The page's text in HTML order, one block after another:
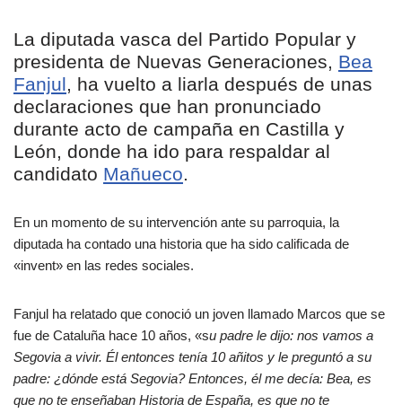
La diputada vasca del Partido Popular y
presidenta de Nuevas Generaciones, Bea
Fanjul, ha vuelto a liarla después de unas
declaraciones que han pronunciado
durante acto de campaña en Castilla y
León, donde ha ido para respaldar al
candidato Mañueco.
En un momento de su intervención ante su parroquia, la
diputada ha contado una historia que ha sido calificada de
«invent» en las redes sociales.
Fanjul ha relatado que conoció un joven llamado Marcos que se
fue de Cataluña hace 10 años, «su padre le dijo: nos vamos a
Segovia a vivir. Él entonces tenía 10 añitos y le preguntó a su
padre: ¿dónde está Segovia? Entonces, él me decía: Bea, es
que no te enseñaban Historia de España, es que no te